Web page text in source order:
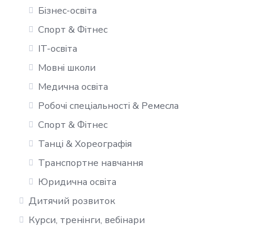
Бізнес-освіта
Спорт & Фітнес
IT-освіта
Мовні школи
Медична освіта
Робочі спеціальності & Ремесла
Спорт & Фітнес
Танці & Хореографія
Транспортне навчання
Юридична освіта
Дитячий розвиток
Курси, тренінги, вебінари